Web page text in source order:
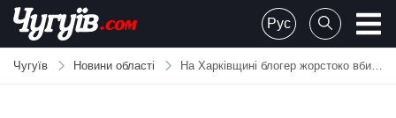
Skip
content
Chuguiv
Рус
Чугуїв Новини області На Харківщині блогер жорстоко вбивав лисиць і публікував відео в соцмережах заради переглядів